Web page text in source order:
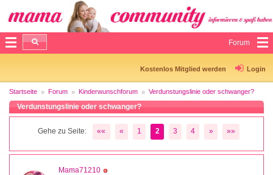
Forum
Kostenlos Mitglied werden Login
Startseite Forum Kinderwunschforum Verdunstungslinie oder schwanger?
Verdunstungslinie oder schwanger?
Gehe zu Seite: «« « 1 2 3 4 » »»
Mama71210